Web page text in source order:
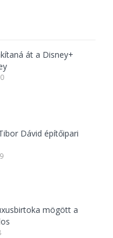
át a Disney+
Dávid építőipari
mögött a